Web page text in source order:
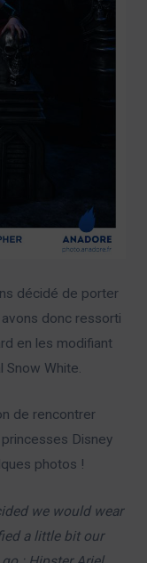
décidé de porter
donc ressorti
en les modifiant
Snow White.
de rencontrer
Disney
photos !
we would wear
a little bit our